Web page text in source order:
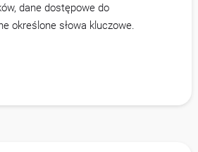
dane dostępowe do
określone słowa kluczowe.